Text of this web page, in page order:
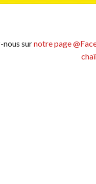
nous surnotre page